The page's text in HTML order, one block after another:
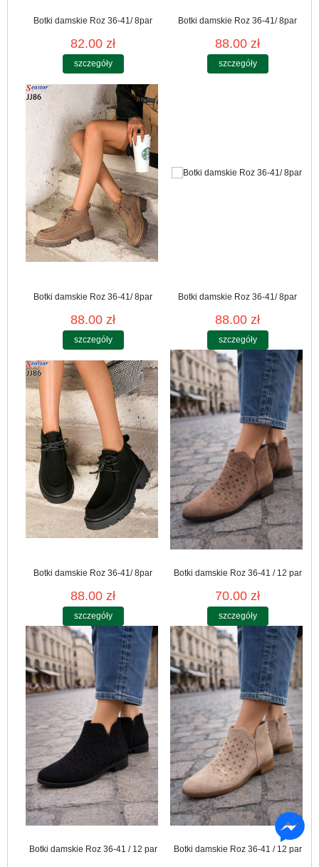
Botki damskie Roz 36-41/ 8par
82.00 zł
szczegóły
Botki damskie Roz 36-41/ 8par
88.00 zł
szczegóły
Botki damskie Roz 36-41/ 8par
88.00 zł
szczegóły
Botki damskie Roz 36-41/ 8par
88.00 zł
szczegóły
Botki damskie Roz 36-41/ 8par
88.00 zł
szczegóły
Botki damskie Roz 36-41 / 12 par
70.00 zł
szczegóły
Botki damskie Roz 36-41 / 12 par Botki damskie Roz 36-41 / 12 par